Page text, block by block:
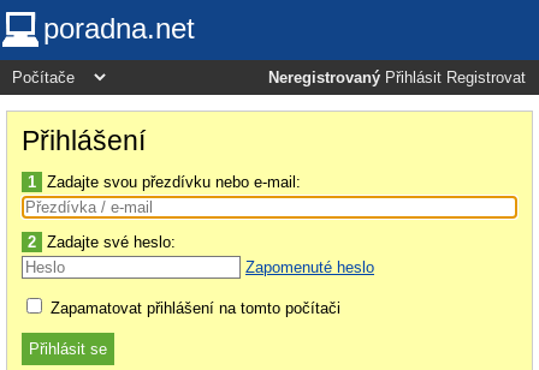
poradna.net
Neregistrovaný Přihlásit Registrovat
Přihlášení
1 Zadajte svou přezdívku nebo e-mail:
2 Zadajte své heslo:
Zapomenuté heslo
Zapamatovat přihlášení na tomto počítači